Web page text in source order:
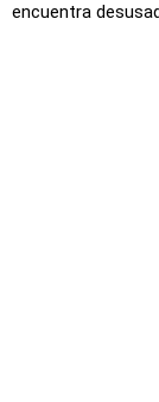
encuentra